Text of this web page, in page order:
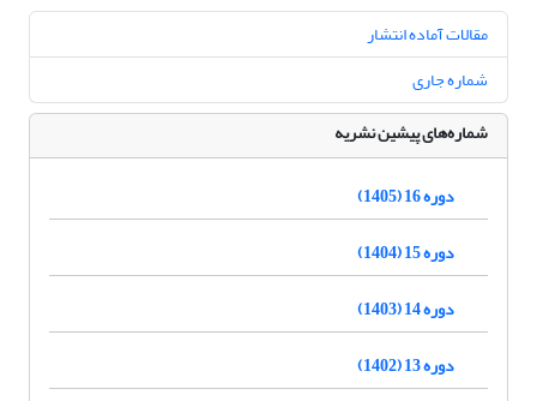
مقالات آماده انتشار
شماره جاری
شماره‌های پیشین نشریه
دوره 16 (1405)
دوره 15 (1404)
دوره 14 (1403)
دوره 13 (1402)